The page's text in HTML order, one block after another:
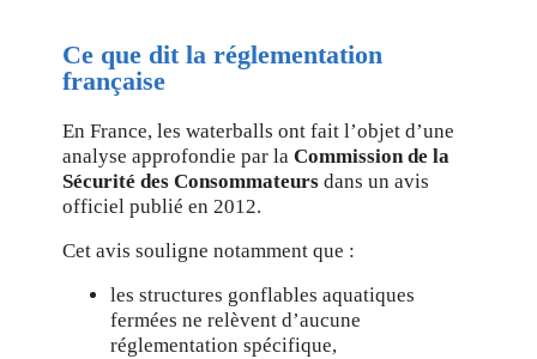
Ce que dit la réglementation
française
En France, les waterballs ont fait l’objet d’une
analyse approfondie par laCommission de la
Sécurité des Consommateurs dans un avis
officiel publié en 2012.
Cet avis souligne notamment que :
les structures gonflables aquatiques
fermées ne relèvent d’aucune
réglementation spécifique,